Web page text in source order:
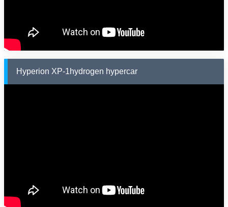
Hyperion XP-1hydrogen hypercar